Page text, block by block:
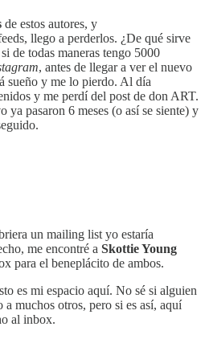
de estos autores, y
llego a perderlos. ¿De qué sirve
de todas maneras tengo 5000
, antes de llegar a ver el nuevo
sueño y me lo pierdo. Al día
y me perdí del post de don ART.
ya pasaron 6 meses (o así se siente) y
un mailing list yo estaría
me encontré a Skottie Young
para el beneplácito de ambos.
es mi espacio aquí. No sé si alguien
muchos otros, pero si es así, aquí
al inbox.